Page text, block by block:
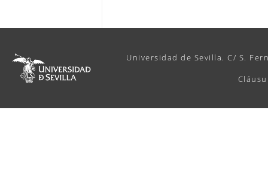
Universidad de Sevilla. C/ S.